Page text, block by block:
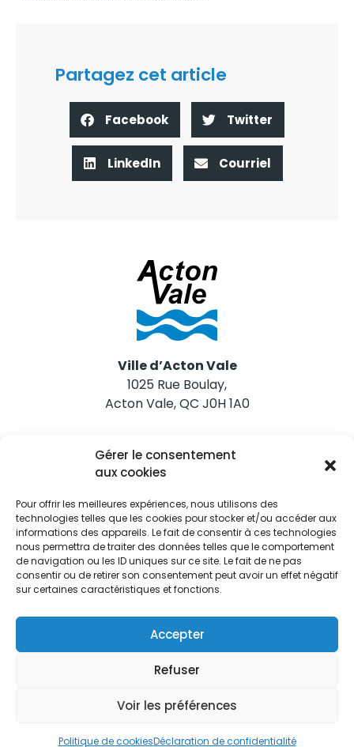
Gérer le consentement
aux cookies
Pour offrir les meilleures expériences, nous utilisons des
technologies telles que les cookies pour stocker et/ou accéder aux
informations des appareils. Le fait de consentir à ces technologies
nous permettra de traiter des données telles que le comportement
de navigation ou les ID uniques sur ce site. Le fait de ne pas
consentir ou de retirer son consentement peut avoir un effet négatif
sur certaines caractéristiques et fonctions.
Accepter
Refuser
Voir les préférences
Politique de cookiesDéclaration de confidentialité
Partagez cet article
Facebook Twitter
LinkedIn Courriel
Ville d’Acton Vale
1025 Rue Boulay,
Acton Vale, QC J0H 1A0
Nous joindre
Tél. 450 546-2703
Restez informés
Abonnez-vous aux alertes municipales
Je m'abonne
confidentialité| Politique de cookies